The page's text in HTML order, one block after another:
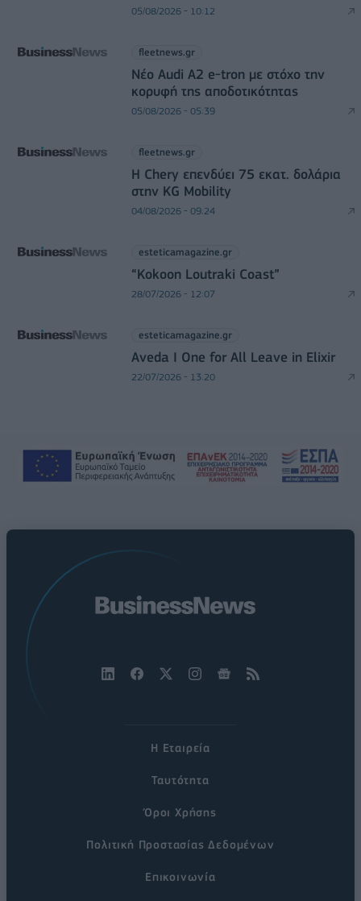
05/08/2026 - 10:12
fleetnews.gr
Νέο Audi A2 e-tron με στόχο την
κορυφή της αποδοτικότητας
05/08/2026 - 05:39
fleetnews.gr
Η Chery επενδύει 75 εκατ. δολάρια
στην KG Mobility
04/08/2026 - 09:24
esteticamagazine.gr
“Kokoon Loutraki Coast”
28/07/2026 - 12:07
esteticamagazine.gr
Aveda I One for All Leave in Elixir
22/07/2026 - 13:20
Η Εταιρεία
Ταυτότητα
Όροι Χρήσης
Πολιτική Προστασίας Δεδομένων
Επικοινωνία